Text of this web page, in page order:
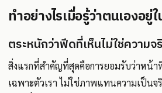
ทำอย่างไรเมื่อรู้ว่าตนเองอยู่
ตระหนักว่าฟีดที่เห็นไม่ใช่ความ
สิ่งแรกที่สำคัญที่สุดคือการยอมรับว่าหน้า
เฉพาะตัวเรา ไม่ใช่ภาพแทนความเป็นจ